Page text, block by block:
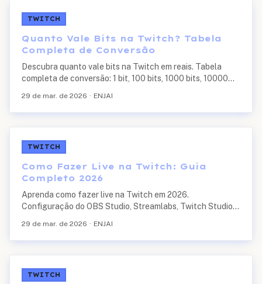
TWITCH
Quanto Vale Bits na Twitch? Tabela
Completa de Conversão
Descubra quanto vale bits na Twitch em reais. Tabela
completa de conversão: 1 bit, 100 bits, 1000 bits, 10000
29 de mar. de 2026 · ENJAI
TWITCH
Como Fazer Live na Twitch: Guia
Completo 2026
Aprenda como fazer live na Twitch em 2026.
Configuração do OBS Studio, Streamlabs, Twitch Studio,
29 de mar. de 2026 · ENJAI
TWITCH